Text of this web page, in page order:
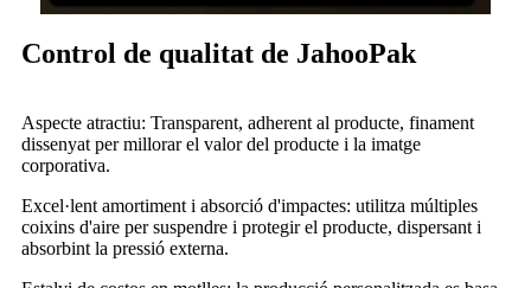
Control de qualitat de JahooPak
Aspecte atractiu: Transparent, adherent al producte, finament
dissenyat per millorar el valor del producte i la imatge
corporativa.
Excel·lent amortiment i absorció d'impactes: utilitza múltiples
coixins d'aire per suspendre i protegir el producte, dispersant i
absorbint la pressió externa.